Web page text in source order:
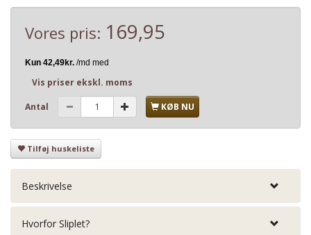
Vores pris: 169,95
Vis priser ekskl. moms
Antal KØB NU
Tilføj huskeliste
Beskrivelse
Hvorfor Sliplet?